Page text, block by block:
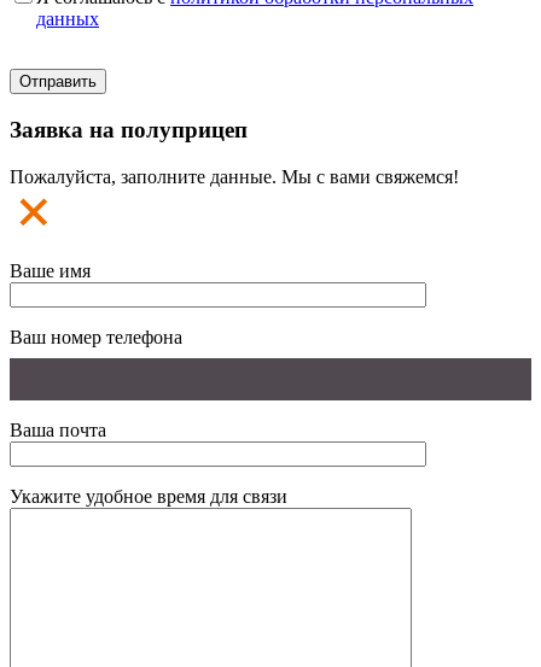
данных
Заявка на полуприцеп
Пожалуйста, заполните данные. Мы с вами свяжемся!
Ваше имя
Ваш номер телефона
Ваша почта
Укажите удобное время для связи